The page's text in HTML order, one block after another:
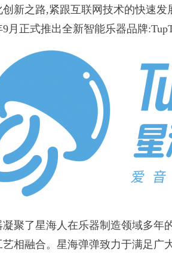
之路,紧跟互联网技术的快速发
月正式推出全新智能乐器品牌
了星海人在乐器制造领域多年
相融合。星海弹弹致力于满足广